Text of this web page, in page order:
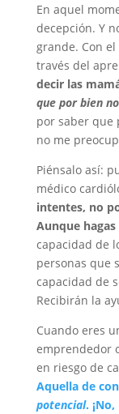
En aquel
decepción. Y
grande. Con
través del
decir las
que por bien
por saber que
no me
Piénsalo así:
médico
intentes, no
Aunque
capacidad de
personas que
capacidad de
Recibirán la
Cuando eres
emprendedor
en riesgo de
Aquella de
potencial.